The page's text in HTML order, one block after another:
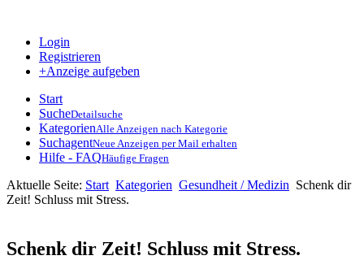
Login
Registrieren
+Anzeige aufgeben
Start
SucheDetailsuche
KategorienAlle Anzeigen nach Kategorie
SuchagentNeue Anzeigen per Mail erhalten
Hilfe - FAQHäufige Fragen
Aktuelle Seite: Start Kategorien Gesundheit / Medizin Schenk dir
Zeit! Schluss mit Stress.
Schenk dir Zeit! Schluss mit Stress.